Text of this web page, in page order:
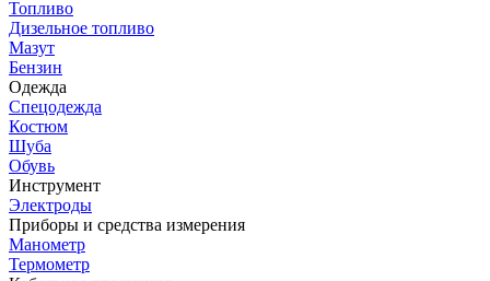
Топливо
Дизельное топливо
Мазут
Бензин
Одежда
Спецодежда
Костюм
Шуба
Обувь
Инструмент
Электроды
Приборы и средства измерения
Манометр
Термометр